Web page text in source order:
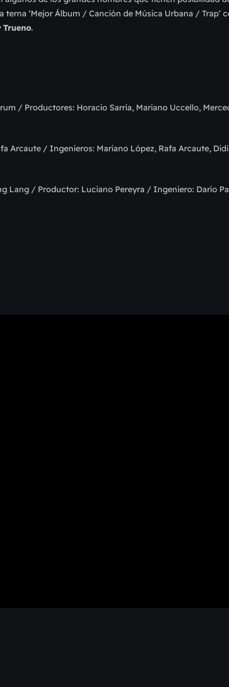
‘Mejor Álbum / Canción de Música Urbana / Trap’
Trueno.
/ Productores: Horacio Sarria, Mariano Uccello,
Arcaute / Ingenieros: Mariano López, Rafa Arcaute,
Lang / Productor: Luciano Pereyra / Ingeniero: Darío